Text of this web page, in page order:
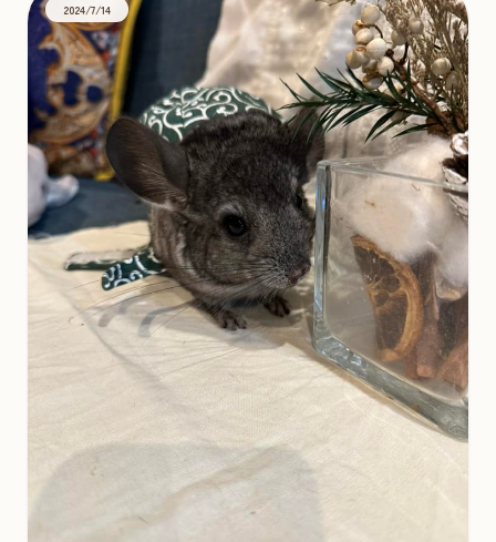
2024/7/14